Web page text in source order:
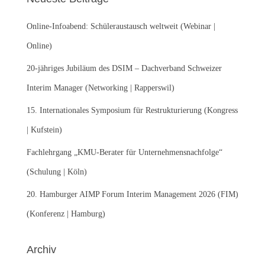
n
a
c
:
Online-Infoabend: Schüleraustausch weltweit (Webinar |
Online)
20-jähriges Jubiläum des DSIM – Dachverband Schweizer
Interim Manager (Networking | Rapperswil)
15. Internationales Symposium für Restrukturierung (Kongress
| Kufstein)
Fachlehrgang „KMU-Berater für Unternehmensnachfolge“
(Schulung | Köln)
20. Hamburger AIMP Forum Interim Management 2026 (FIM)
(Konferenz | Hamburg)
Archiv